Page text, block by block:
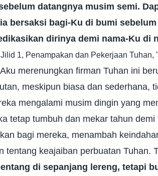
datangnya musim semi.
bersaksi bagi-Ku di bumi
dirinya demi nama-Ku di
1, Penampakan dan Pekerjaan Tuhan,
merenungkan firman Tuhan ini
meskipun biasa dan sederhana,
mengalami musim dingin yang
tetap tumbuh dan mekar tahun
bagi mereka, menambah
tentang keajaiban perbuatan Tuhan.
di sepanjang lereng, tetapi